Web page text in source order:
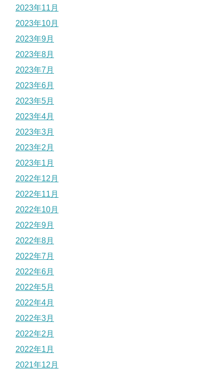
2023年11月
2023年10月
2023年9月
2023年8月
2023年7月
2023年6月
2023年5月
2023年4月
2023年3月
2023年2月
2023年1月
2022年12月
2022年11月
2022年10月
2022年9月
2022年8月
2022年7月
2022年6月
2022年5月
2022年4月
2022年3月
2022年2月
2022年1月
2021年12月